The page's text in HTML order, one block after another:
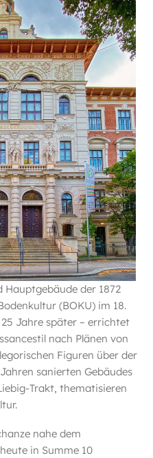
Hauptgebäude der 1872
(BOKU) im 18.
Jahre später – errichtet
nach Plänen von
Figuren über der
sanierten Gebäudes
Trakt, thematisieren
nahe dem
in Summe 10